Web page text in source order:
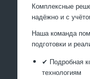
Комплексные
надёжно и с
Наша команда
подготовки и
✔ Подробная
технологиям